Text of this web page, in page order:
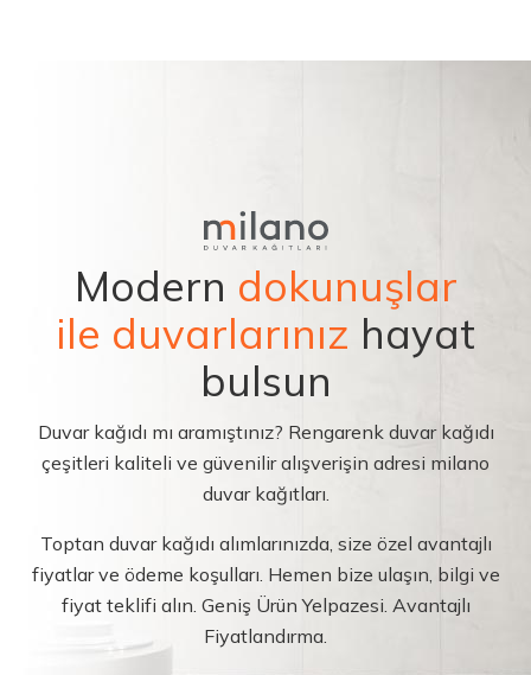
Modern dokunuşlar
ile duvarlarınız hayat
bulsun
Duvar kağıdı mı aramıştınız? Rengarenk duvar kağıdı
çeşitleri kaliteli ve güvenilir alışverişin adresi milano
duvar kağıtları.
Toptan duvar kağıdı alımlarınızda, size özel avantajlı
fiyatlar ve ödeme koşulları. Hemen bize ulaşın, bilgi ve
fiyat teklifi alın. Geniş Ürün Yelpazesi. Avantajlı
Fiyatlandırma.